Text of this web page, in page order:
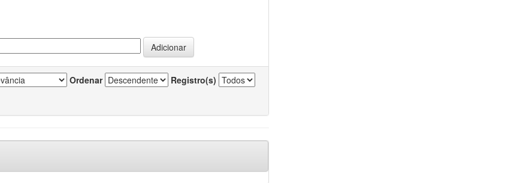
Ordenar Registro(s)